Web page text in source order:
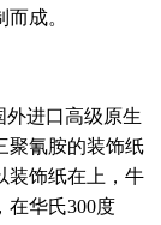
。
外进口高级原生
三聚氰胺的装饰纸
饰纸在上，牛
在华氏300度